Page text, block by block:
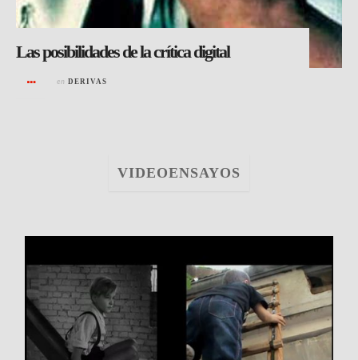
Las posibilidades de la crítica digital
en DERIVAS
VIDEOENSAYOS